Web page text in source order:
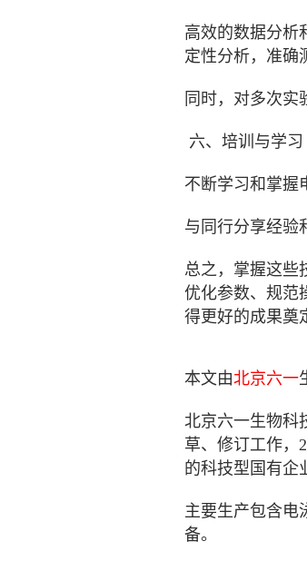
高效的数据分析
定性分析，准确
同时，对多次实
六、培训与学习
不断学习和掌握
与同行分享经验
总之，掌握这些
优化参数、规范
得更好的成果奠
本文由北京六一
北京六一生物科
草、修订工作，
的科技型国有企
主要生产包含电
备。